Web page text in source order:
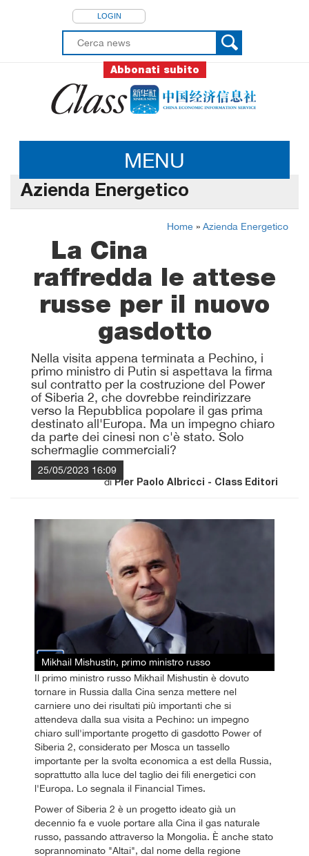
LOGIN
Abbonati subito
MENU
Azienda Energetico
Home » Azienda Energetico
La Cina
raffredda le attese
russe per il nuovo
gasdotto
Nella visita appena terminata a Pechino, i
primo ministro di Putin si aspettava la firma
sul contratto per la costruzione del Power
of Siberia 2, che dovrebbe reindirizzare
verso la Repubblica popolare il gas prima
destinato all'Europa. Ma un impegno chiaro
da parte dei cinesi non c'è stato. Solo
schermaglie commerciali?
25/05/2023 16:09
diPier Paolo Albricci - Class Editori
Mikhail Mishustin, primo ministro russo
Il primo ministro russo Mikhail Mishustin è dovuto
tornare in Russia dalla Cina senza mettere nel
carniere uno dei risultati più importanti che si
attendeva dalla sua visita a Pechino: un impegno
chiaro sull'importante progetto di gasdotto Power of
Siberia 2, considerato per Mosca un tassello
importante per la svolta economica a est della Russia,
soprattutto alla luce del taglio dei fili energetici con
l'Europa. Lo segnala il Financial Times.
Power of Siberia 2 è un progetto ideato già un
decennio fa e vuole portare alla Cina il gas naturale
russo, passando attraverso la Mongolia. È anche stato
soprannominato "Altai", dal nome della regione